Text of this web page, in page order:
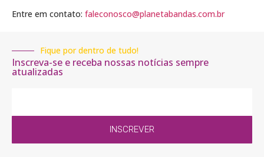
Entre em contato: faleconosco@planetabandas.com.br
Fique por dentro de tudo!
Inscreva-se e receba nossas notícias sempre
atualizadas
INSCREVER